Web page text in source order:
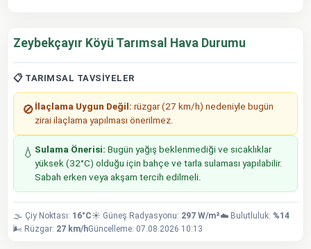
Zeybekçayır Köyü Tarımsal Hava Durumu
📋 TARIMSAL TAVSIYELER
🚫 İlaçlama Uygun Değil: rüzgar (27 km/h) nedeniyle bugün
zirai ilaçlama yapılması önerilmez.
💧 Sulama Önerisi: Bugün yağış beklenmediği ve sıcaklıklar
yüksek (32°C) olduğu için bahçe ve tarla sulaması yapılabilir.
Sabah erken veya akşam tercih edilmeli.
🌫️ Çiy Noktası: 16°C☀️ Güneş Radyasyonu: 297 W/m²☁️ Bulutluluk: %14
🌬️ Rüzgar: 27 km/hGüncelleme: 07.08.2026 10:13